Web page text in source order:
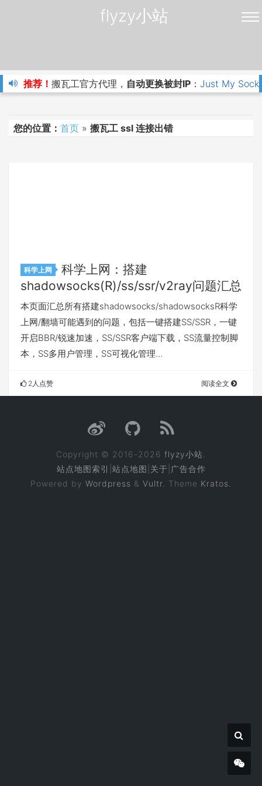
flyzy小站
推荐！ 搬瓦工官方代理， 自动更换被封IP ： Just My
您的位置： 首页 » 搬瓦工 ssl 连接出错
科学上网
科学上网：搭建
shadowsocks(R)/ss/ssr/v2ray问题汇总
本页面汇总所有搭建shadowsocks/shadowsocksR科学
上网/翻墙可能遇到的问题，包括一键搭建SS/SSR，一键
开启BBR/锐速加速，SS/SSR客户端下载，SS流量控制脚
本，SS多用户管理，SS可视化管理…
2人点赞 阅读全文
Copyright © 2016-2026 flyzy小站
站点地图索引 站点地图 关于 广告合作
Powered by Wordpress & Vultr . Theme Kratos.